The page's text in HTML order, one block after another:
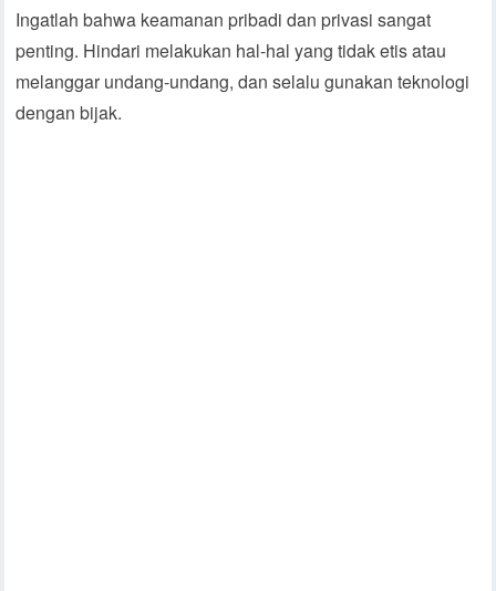
Ingatlah bahwa keamanan pribadi dan privasi sangat
penting. Hindari melakukan hal-hal yang tidak etis atau
melanggar undang-undang, dan selalu gunakan teknologi
dengan bijak.